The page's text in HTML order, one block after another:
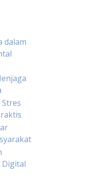
dalam
Digital